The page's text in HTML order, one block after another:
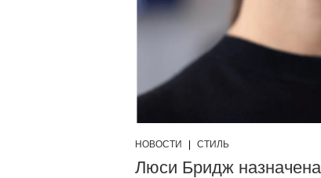
НОВОСТИ СТИЛЬ
Люси Бридж